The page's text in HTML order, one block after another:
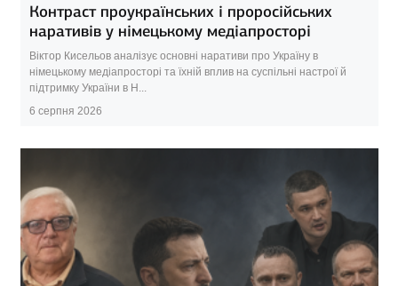
Контраст проукраїнських і проросійських
наративів у німецькому медіапросторі
Віктор Кисельов аналізує основні наративи про Україну в
німецькому медіапросторі та їхній вплив на суспільні настрої й
підтримку України в Н...
6 серпня 2026